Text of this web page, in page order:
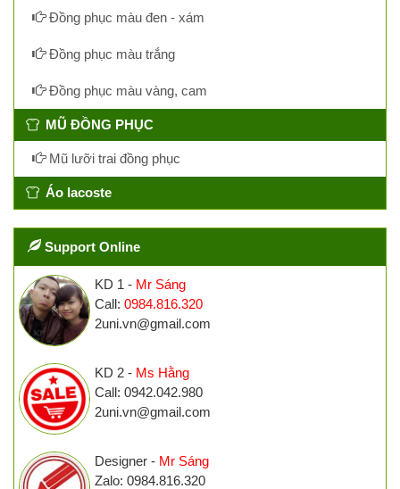
Đồng phục màu đen - xám
Đồng phục màu trắng
Đồng phục màu vàng, cam
MŨ ĐỒNG PHỤC
Mũ lưỡi trai đồng phục
Áo lacoste
Support Online
KD 1 - Mr Sáng
Call: 0984.816.320
2uni.vn@gmail.com
KD 2 - Ms Hằng
Call: 0942.042.980
2uni.vn@gmail.com
Designer - Mr Sáng
Zalo: 0984.816.320